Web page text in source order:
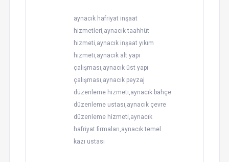
aynacık hafriyat inşaat
hizmetleri,aynacık taahhüt
hizmeti,aynacık inşaat yıkım
hizmeti,aynacık alt yapı
çalışması,aynacık üst yapı
çalışması,aynacık peyzaj
düzenleme hizmeti,aynacık bahçe
düzenleme ustası,aynacık çevre
düzenleme hizmeti,aynacık
hafriyat firmaları,aynacık temel
kazı ustası